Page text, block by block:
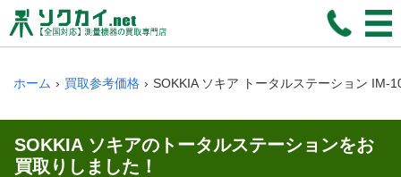
ホーム 買取参考価格 SOKKIA ソキア トータルステーション IM-
SOKKIA ソキアのトータルステーションをお
買取りしました！